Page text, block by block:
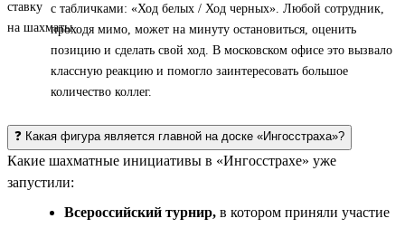
с табличками: «Ход белых / Ход черных». Любой сотрудник,
проходя мимо, может на минуту остановиться, оценить
позицию и сделать свой ход. В московском офисе это вызвало
классную реакцию и помогло заинтересовать большое
количество коллег.
❓ Какая фигура является главной на доске «Ингосстраха»?
Какие шахматные инициативы в «Ингосстрахе» уже
запустили:
Всероссийский турнир, в котором приняли участие